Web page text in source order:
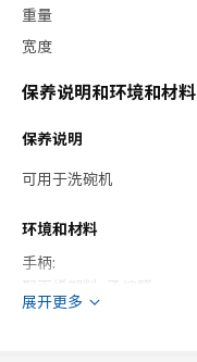
重量
宽度
保养说明和环境和材料
保养说明
可用于洗碗机
环境和材料
手柄:
聚丙烯塑料, 乙缩醛
展开更多